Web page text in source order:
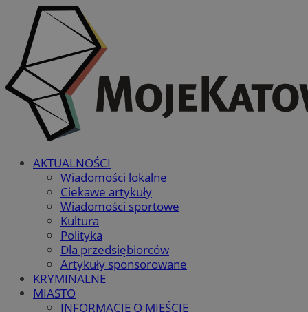
AKTUALNOŚCI
Wiadomości lokalne
Ciekawe artykuły
Wiadomości sportowe
Kultura
Polityka
Dla przedsiębiorców
Artykuły sponsorowane
KRYMINALNE
MIASTO
INFORMACJE O MIEŚCIE